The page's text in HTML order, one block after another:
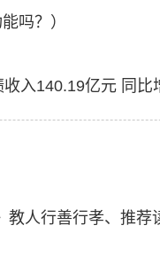
吗？）